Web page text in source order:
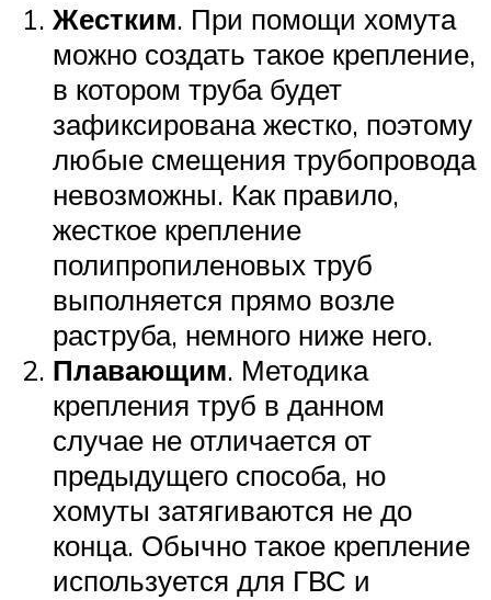
Жестким. При помощи хомута
можно создать такое крепление,
в котором труба будет
зафиксирована жестко, поэтому
любые смещения трубопровода
невозможны. Как правило,
жесткое крепление
полипропиленовых труб
выполняется прямо возле
раструба, немного ниже него.
Плавающим. Методика
крепления труб в данном
случае не отличается от
предыдущего способа, но
хомуты затягиваются не до
конца. Обычно такое крепление
используется для ГВС и